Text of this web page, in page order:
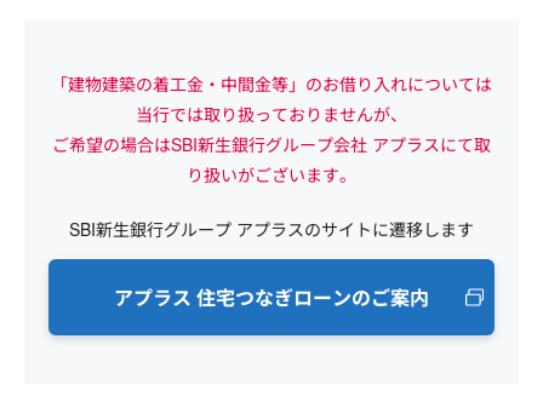
「建物建築の着工金・中間金等」のお借り入れについては
当行では取り扱っておりませんが、
ご希望の場合はSBI新生銀行グループ会社 アプラスにて取
り扱いがございます。
SBI新生銀行グループ アプラスのサイトに遷移します
アプラス 住宅つなぎローンのご案内